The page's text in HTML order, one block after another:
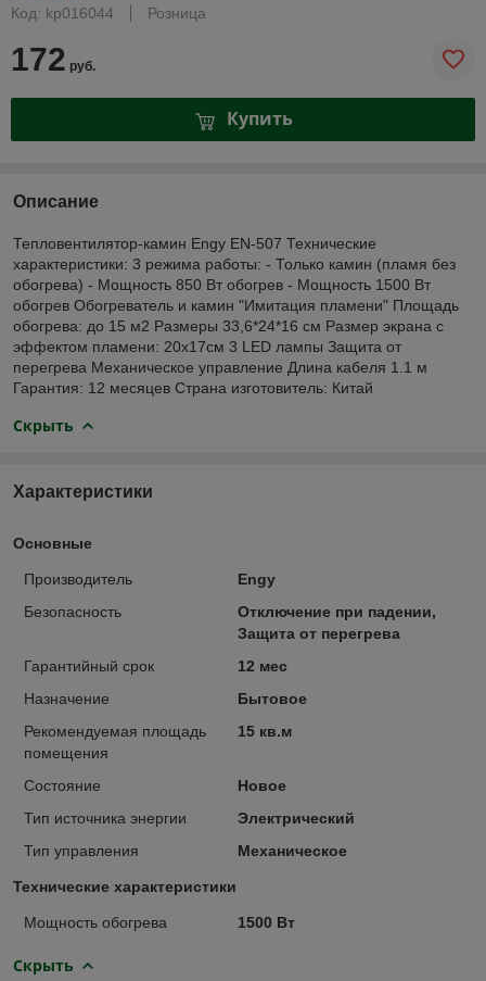
Код: kp016044
Розница
172 руб.
Купить
Описание
Тепловентилятор-камин Engy EN-507 Технические
характеристики: 3 режима работы: - Только камин (пламя без
обогрева) - Мощность 850 Вт обогрев - Мощность 1500 Вт
обогрев Обогреватель и камин "Имитация пламени" Площадь
обогрева: до 15 м2 Размеры 33,6*24*16 см Размер экрана с
эффектом пламени: 20x17см 3 LED лампы Защита от
перегрева Механическое управление Длина кабеля 1.1 м
Гарантия: 12 месяцев Страна изготовитель: Китай
Скрыть
Характеристики
Основные
Производитель
Engy
Безопасность
Отключение при падении,
Защита от перегрева
Гарантийный срок
12 мес
Назначение
Бытовое
Рекомендуемая площадь
помещения
15 кв.м
Состояние
Новое
Тип источника энергии
Электрический
Тип управления
Механическое
Технические характеристики
Мощность обогрева 1500 Вт
Скрыть